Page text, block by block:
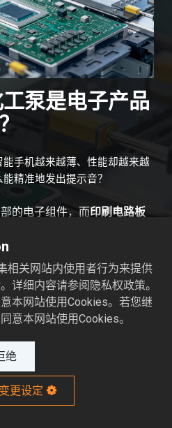
泵是电子产品
手机越来越薄、性能却越来越
精准地发出提示音？
的电子组件，而印刷电路板
号、绝缘保护并帮助散热。
，整个设备的寿命就毁了。而
没有塑料化工泵，这一切根
如何确保您的生产线高效运
相关网站内使用者行为来提供
详细内容请参阅隐私权政策。
本网站使用Cookies。若您继
意本网站使用Cookies。
绝
变更设定